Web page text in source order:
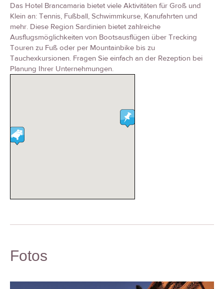
Das Hotel Brancamaria bietet viele Aktivitäten für Groß und
Klein an: Tennis, Fußball, Schwimmkurse, Kanufahrten und
mehr. Diese Region Sardinien bietet zahlreiche
Ausflugsmöglichkeiten von Bootsausflügen über Trecking
Touren zu Fuß oder per Mountainbike bis zu
Tauchexkursionen. Fragen Sie einfach an der Rezeption bei
Planung Ihrer Unternehmungen.
Fotos